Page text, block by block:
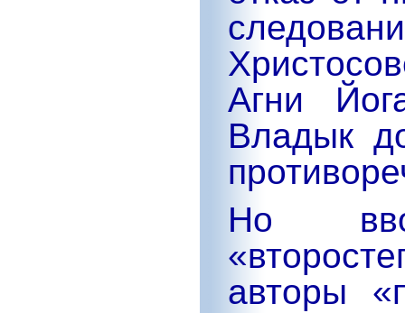
Агни
Владык
Но
авторы